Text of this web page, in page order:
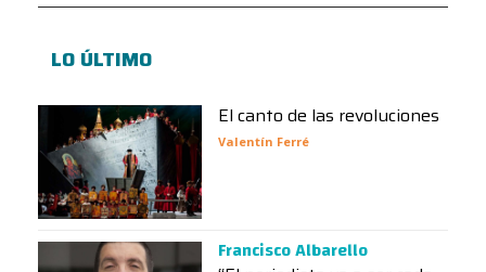
LO ÚLTIMO
El canto de las revoluciones
Valentín Ferré
Francisco Albarello